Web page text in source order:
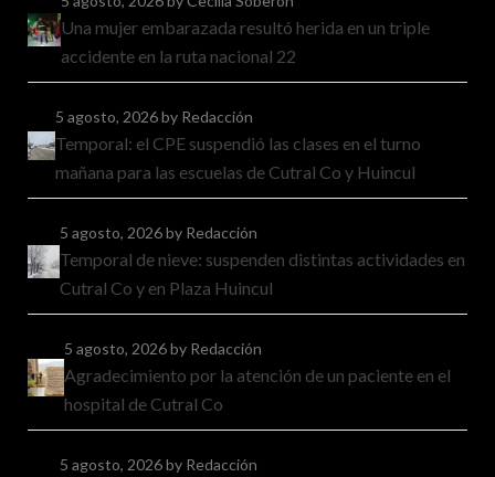
Una mujer embarazada resultó herida en un triple
accidente en la ruta nacional 22
5 agosto, 2026by Redacción
Temporal: el CPE suspendió las clases en el turno
mañana para las escuelas de Cutral Co y Huincul
5 agosto, 2026by Redacción
Temporal de nieve: suspenden distintas actividades en
Cutral Co y en Plaza Huincul
5 agosto, 2026by Redacción
Agradecimiento por la atención de un paciente en el
hospital de Cutral Co
5 agosto, 2026by Redacción